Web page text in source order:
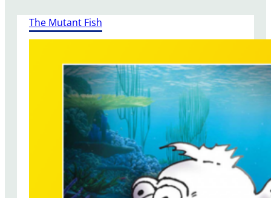
The Mutant Fish